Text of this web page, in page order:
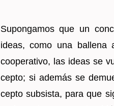
Su­pon­ga­mos que un
ideas, como una
coope­ra­ti­vo, las ideas se
cep­to; si ade­más se
cep­to sub­sis­ta, para que